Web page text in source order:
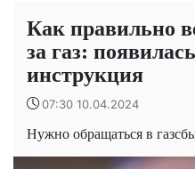
Как правильно
за газ:
инструкция
07:30 10.04.2024
Нужно обращаться в